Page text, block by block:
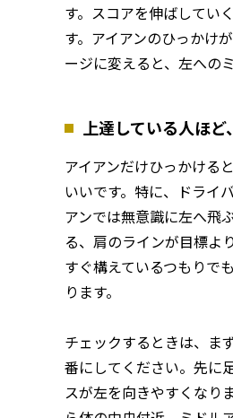
す。スコアを伸ばしてい
す。アイアンのひっかけ
ージに変えると、左への
上達している人ほ
アイアンだけひっかける
いいです。特に、ドライ
アンでは無意識に左へ飛
る、肩のラインが目標よ
すぐ構えているつもりで
ります。
チェックするときは、ま
番にしてください。先に
スが左を向きやすくなり